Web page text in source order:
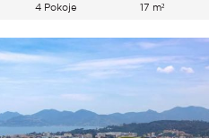
4 Pokoje 17 m²